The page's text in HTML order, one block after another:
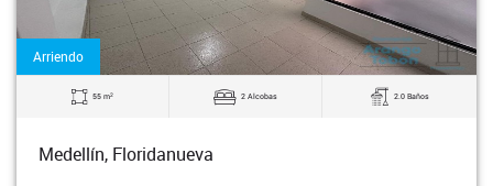
Arriendo
55 m2 2 Alcobas 2.0 Baños
Medellín, Floridanueva